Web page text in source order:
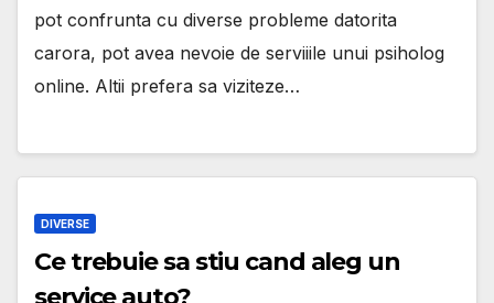
pot confrunta cu diverse probleme datorita
carora, pot avea nevoie de serviiile unui psiholog
online. Altii prefera sa viziteze…
DIVERSE
Ce trebuie sa stiu cand aleg un
service auto?